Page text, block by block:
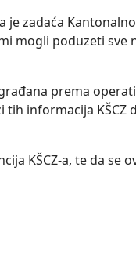
zadaća
mogli poduzeti
prema
informacija
KŠCZ-a, te da se